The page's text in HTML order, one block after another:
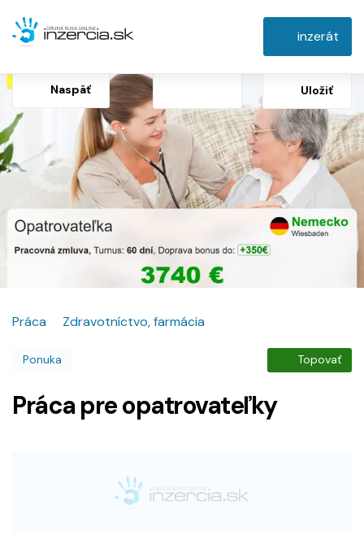
inzerát
Naspäť Uložiť
Práca Zdravotníctvo, farmácia
Ponuka Topovať
Práca pre opatrovateľky